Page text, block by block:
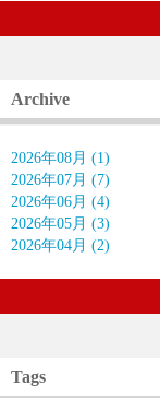
Archive
2026年08月 (1)
2026年07月 (7)
2026年06月 (4)
2026年05月 (3)
2026年04月 (2)
Tags